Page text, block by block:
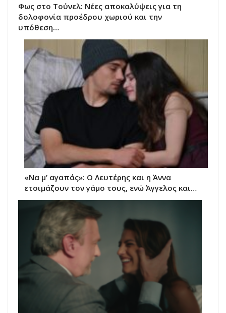
Φως στο Τούνελ: Νέες αποκαλύψεις για τη
δολοφονία προέδρου χωριού και την
υπόθεση…
«Να μ’ αγαπάς»: Ο Λευτέρης και η Άννα
ετοιμάζουν τον γάμο τους, ενώ Άγγελος και…